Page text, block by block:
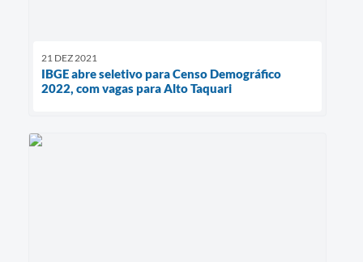
21 DEZ 2021
IBGE abre seletivo para Censo Demográfico
2022, com vagas para Alto Taquari